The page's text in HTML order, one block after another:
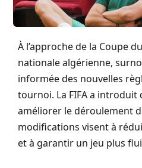
À l’approche de la Coupe
nationale algérienne,
informée des nouvelles
tournoi. La FIFA a
améliorer le déroulement
modifications visent à
et à garantir un jeu plus